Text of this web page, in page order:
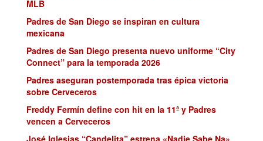
MLB
Padres de San Diego se inspiran en cultura
mexicana
Padres de San Diego presenta nuevo uniforme “City
Connect” para la temporada 2026
Padres aseguran postemporada tras épica victoria
sobre Cerveceros
Freddy Fermín define con hit en la 11ª y Padres
vencen a Cerveceros